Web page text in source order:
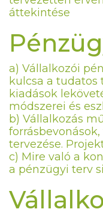
áttekintése
a) Vállalkozói
kulcsa a tudatos
kiadások
módszerei és
b) Vállalkozás
tervezése.
c) Mire való a
a pénzügyi terv